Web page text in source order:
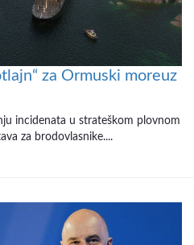
za Ormuski moreuz
incidenata u strateškom plovnom
za brodovlasnike....